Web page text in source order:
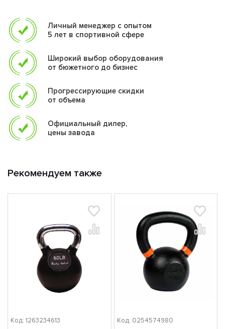
Личный менеджер с опытом
5 лет в спортивной сфере
Широкий выбор оборудования
от бюжетного до бизнес
Прогрессирующие скидки
от объема
Официальный дилер,
цены завода
Рекомендуем также
Код: 1263234613 Код: 0254574980